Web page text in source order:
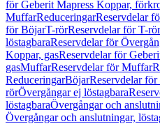
för Geberit Mapress Koppar,
MuffarReduceringarReservdelar
för BöjarT-rörReservdelar för T-rör
löstagbaraReservdelar för
Koppar, gasReservdelar för
gasMuffarReservdelar för Muffar
ReduceringarBöjarReservdelar
rörÖvergångar ej löstagbara
löstagbaraÖvergångar och
Övergångar och anslutningar,